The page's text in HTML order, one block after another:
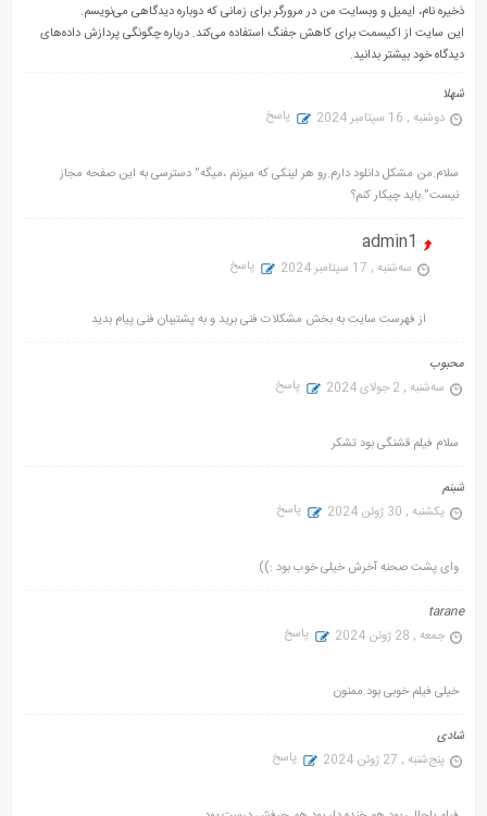
ذخیره نام، ایمیل و وبسایت من در مرورگر برای زمانی که دوباره دیدگاهی می‌نویسم.
این سایت از اکیسمت برای کاهش جفنگ استفاده می‌کند.درباره چگونگی پردازش داده‌های
دیدگاه خود بیشتر بدانید.
شهلا
دوشنبه , 16 سپتامبر 2024
پاسخ
سلام.من مشکل دانلود دارم.رو هر لینکی که میزنم ،میگه” دسترسی به این صفحه مجاز
نیست”.باید چیکار کنم؟
admin1
سه‌شنبه , 17 سپتامبر 2024 پاسخ
از فهرست سایت به بخش مشکلات فنی برید و به پشتیبان فنی پیام بدید
محبوب
سه‌شنبه , 2 جولای 2024
پاسخ
سلام فیلم قشنگی بود تشکر
شبنم
یکشنبه , 30 ژوئن 2024
پاسخ
وای پشت صحنه آخرش خیلی خوب بود :))
tarane
جمعه , 28 ژوئن 2024
پاسخ
خیلی فیلم خوبی بود.ممنون
شادی
پنج‌شنبه , 27 ژوئن 2024
پاسخ